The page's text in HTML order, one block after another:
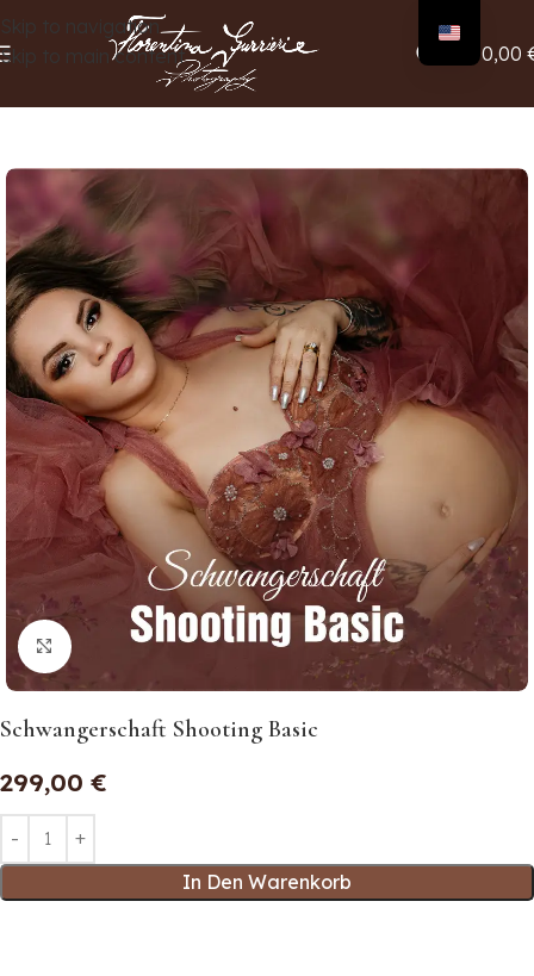
Skip to navigation
Skip to main content
0 0,00
Click to enlarge
Schwangerschaft Shooting Basic
299,00 €
In Den Warenkorb